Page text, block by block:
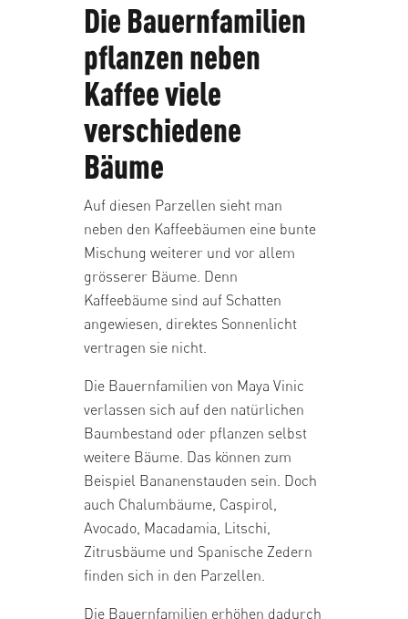
Die Bauernfamilien
pflanzen neben
Kaffee viele
verschiedene
Bäume
Auf diesen Parzellen sieht man
neben den Kaffeebäumen eine bunte
Mischung weiterer und vor allem
grösserer Bäume. Denn
Kaffeebäume sind auf Schatten
angewiesen, direktes Sonnenlicht
vertragen sie nicht.
Die Bauernfamilien von Maya Vinic
verlassen sich auf den natürlichen
Baumbestand oder pflanzen selbst
weitere Bäume. Das können zum
Beispiel Bananenstauden sein. Doch
auch Chalumbäume, Caspirol,
Avocado, Macadamia, Litschi,
Zitrusbäume und Spanische Zedern
finden sich in den Parzellen.
Die Bauernfamilien erhöhen dadurch